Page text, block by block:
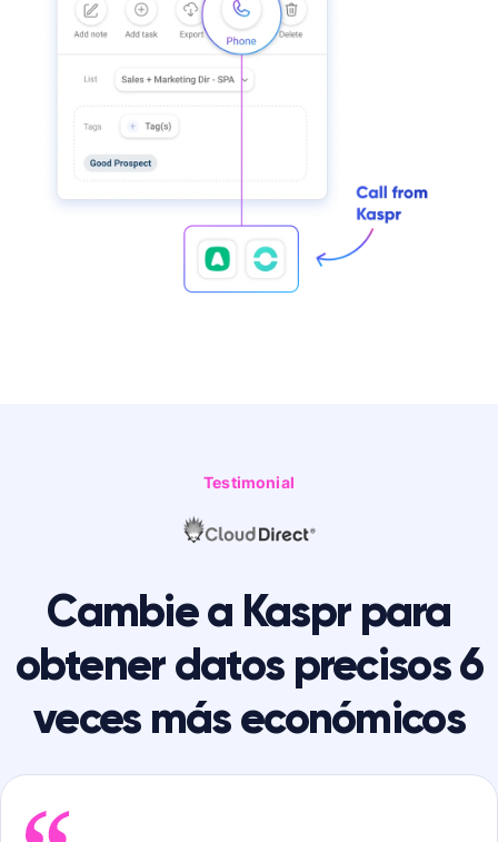
Testimonial
Cambie a Kaspr para
obtener datos precisos 6
veces más económicos